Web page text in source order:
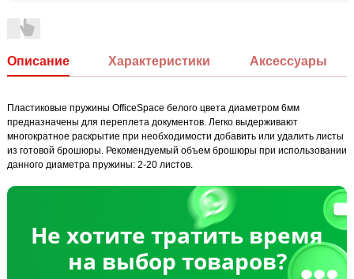
Описание Характеристики Аксессуары
Пластиковые пружины OfficeSpace белого цвета диаметром 6мм
предназначены для переплета документов. Легко выдерживают
многократное раскрытие при необходимости добавить или удалить листы
из готовой брошюры. Рекомендуемый объем брошюры при использовании
данного диаметра пружины: 2-20 листов.
Не хотите тратить время
на выбор товаров?